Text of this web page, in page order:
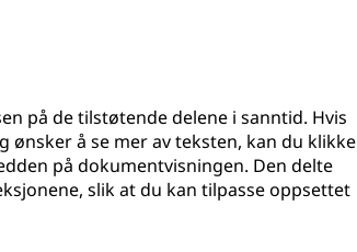
på de tilstøtende delene i sanntid. Hvis
å se mer av teksten, kan du klikke
på dokumentvisningen. Den delte
slik at du kan tilpasse oppsettet